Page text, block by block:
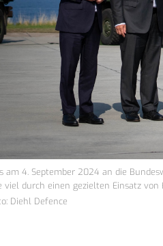
am 4. September 2024 an die
viel durch einen gezielten Einsatz
Diehl Defence